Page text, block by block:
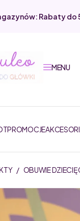
Rabaty
MENU
PROMOCJE
/ OBUWIE